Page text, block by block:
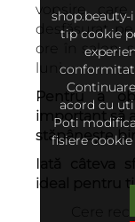
vopsire
desfășurat
ore în salon,
luni.
Pentru a
important să
stăpânește
Iată câteva
ideal pentru
Cere
tip cookie
acord cu
Poti
fisiere